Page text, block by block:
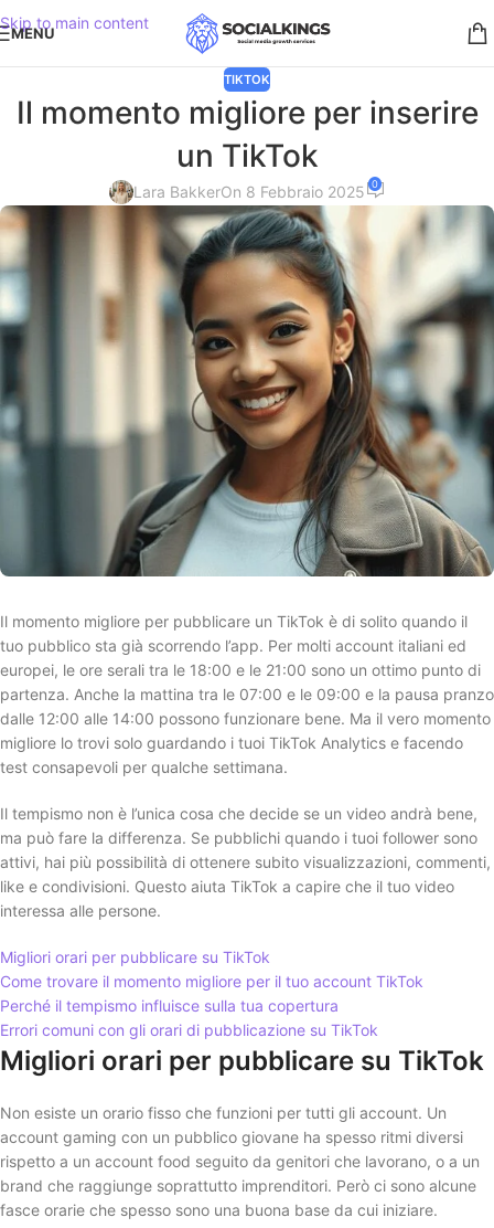
Skip to main content
MENU
TIKTOK
Il momento migliore per inserire
un TikTok
Lara BakkerOn 8 Febbraio 2025 0
Il momento migliore per pubblicare un TikTok è di solito quando il
tuo pubblico sta già scorrendo l’app. Per molti account italiani ed
europei, le ore serali tra le 18:00 e le 21:00 sono un ottimo punto di
partenza. Anche la mattina tra le 07:00 e le 09:00 e la pausa pranzo
dalle 12:00 alle 14:00 possono funzionare bene. Ma il vero momento
migliore lo trovi solo guardando i tuoi TikTok Analytics e facendo
test consapevoli per qualche settimana.
Il tempismo non è l’unica cosa che decide se un video andrà bene,
ma può fare la differenza. Se pubblichi quando i tuoi follower sono
attivi, hai più possibilità di ottenere subito visualizzazioni, commenti,
like e condivisioni. Questo aiuta TikTok a capire che il tuo video
interessa alle persone.
Migliori orari per pubblicare su TikTok
Come trovare il momento migliore per il tuo account TikTok
Perché il tempismo influisce sulla tua copertura
Errori comuni con gli orari di pubblicazione su TikTok
Migliori orari per pubblicare su TikTok
Non esiste un orario fisso che funzioni per tutti gli account. Un
account gaming con un pubblico giovane ha spesso ritmi diversi
rispetto a un account food seguito da genitori che lavorano, o a un
brand che raggiunge soprattutto imprenditori. Però ci sono alcune
fasce orarie che spesso sono una buona base da cui iniziare.